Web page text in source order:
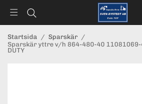
Startsida / Sparskär /
Sparskär yttre v/h 864-480-40 11081069-
DUTY